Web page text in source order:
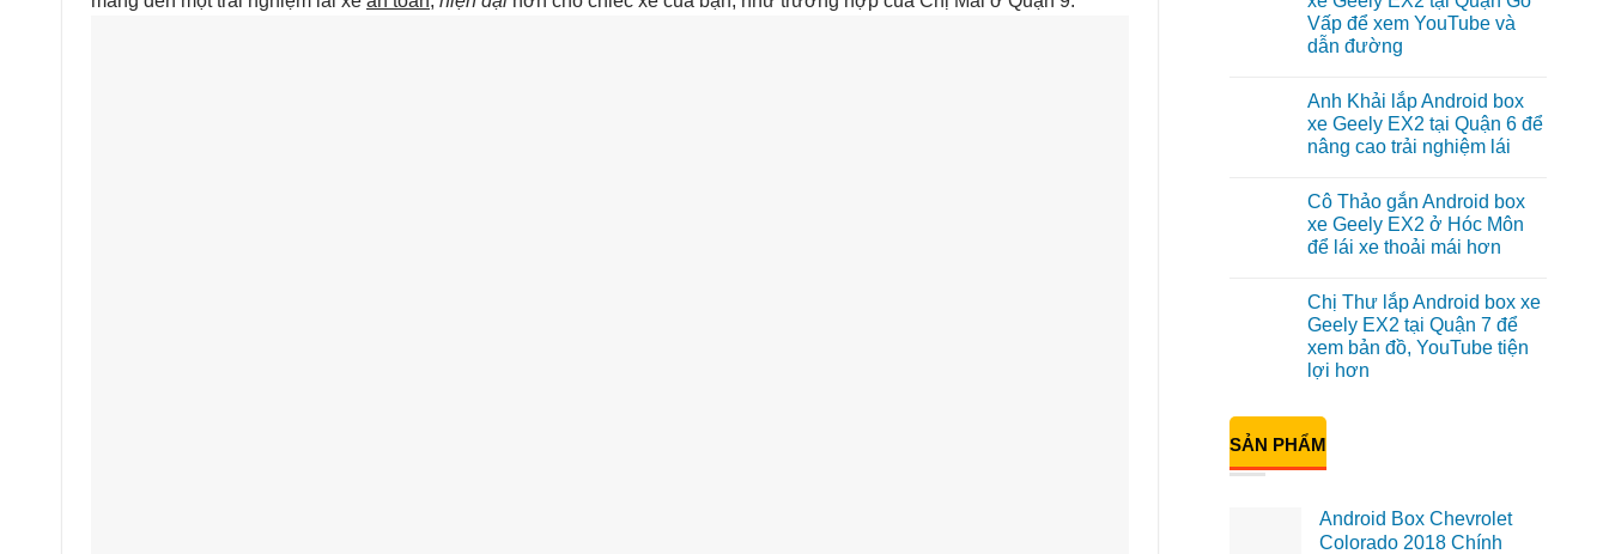
ở
Anh
Kiên
lắp
cho
Geely
EX2
tại
để
xem
Youtube
Vấp để xem YouTube và
dẫn đường
bình
luận
ở
Anh
Android
box
xe
Geely
EX2
Gò
Vấp
để
xem
YouTube
và
Anh Khải lắp Android box
xe Geely EX2 tại Quận 6 để
nâng cao trải nghiệm lái
bình
luận
ở
Anh
Android
box
xe
Geely
EX2
tại
để
nâng
cao
trải
Cô Thảo gắn Android box
xe Geely EX2 ở Hóc Môn
để lái xe thoải mái hơn
bình
luận
ở
Cô
Thảo
gắn
Geely
ở
Chị Thư lắp Android box xe
Geely EX2 tại Quận 7 để
xem bản đồ, YouTube tiện
lợi hơn
bình
luận
ở
Chị
Android
box
SẢN PHẨM
Android Box Chevrolet
Colorado 2018 Chính